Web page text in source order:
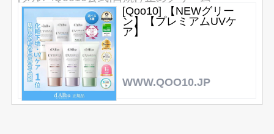
[Qoo10] 【NEWグリー
ン】【プレミアムUVケ
ア】
WWW.QOO10.JP